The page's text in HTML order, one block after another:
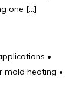
one […]
•
mold heating •